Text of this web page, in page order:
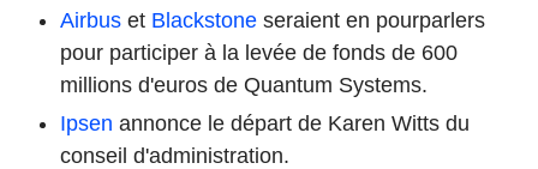
Airbus et Blackstone seraient en pourparlers
pour participer à la levée de fonds de 600
millions d'euros de Quantum Systems.
Ipsen annonce le départ de Karen Witts du
conseil d'administration.